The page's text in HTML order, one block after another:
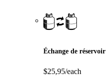
Échange de réservoir
$25,95/each